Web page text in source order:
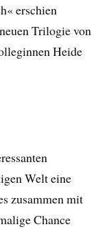
erschien
Trilogie von
Heide
Welt eine
zusammen mit
Chance